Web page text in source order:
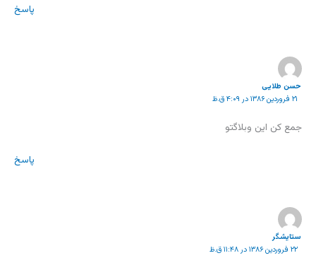
پاسخ
حسن طلایی
۲۱ فروردین ۱۳۸۶ در ۴:۰۹ ق.ظ
جمع کن این وبلاگتو
پاسخ
ستايشگر
۲۲ فروردین ۱۳۸۶ در ۱۱:۴۸ ق.ظ